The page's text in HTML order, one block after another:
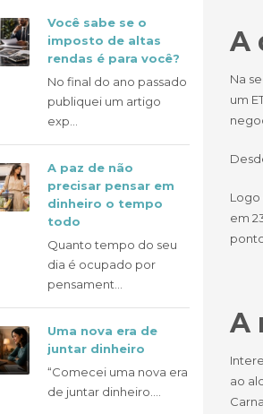
A
Na
um
Logo
em
A
ao
Você sabe se o
imposto de altas
rendas é para você?
No final do ano passado
publiquei um artigo
exp...
A paz de não
precisar pensar em
dinheiro o tempo
todo
Quanto tempo do seu
dia é ocupado por
pensament...
Uma nova era de
juntar dinheiro
“Comecei uma nova era
de juntar dinheiro....